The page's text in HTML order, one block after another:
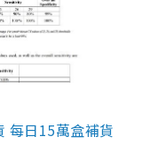
每日15萬盒補貨